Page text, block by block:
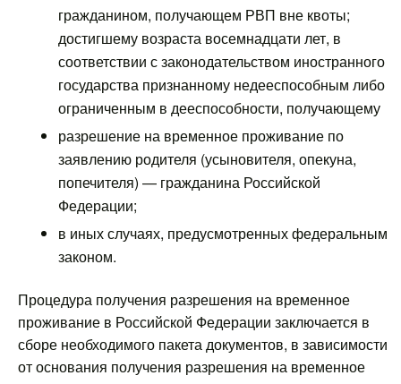
гражданином, получающем РВП вне квоты;
достигшему возраста восемнадцати лет, в
соответствии с законодательством иностранного
государства признанному недееспособным либо
ограниченным в дееспособности, получающему
разрешение на временное проживание по
заявлению родителя (усыновителя, опекуна,
попечителя) — гражданина Российской
Федерации;
в иных случаях, предусмотренных федеральным
законом.
Процедура получения разрешения на временное
проживание в Российской Федерации заключается в
сборе необходимого пакета документов, в зависимости
от основания получения разрешения на временное